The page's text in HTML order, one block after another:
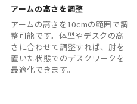
アームの高さを調整
アームの高さを10cmの範囲で調
整可能です。体型やデスクの高
さに合わせて調整すれば、肘を
置いた状態でのデスクワークを
最適化できます。